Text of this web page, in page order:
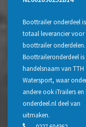
Boottrailer onderdeel
totaal leverancier voor
boottrailer onderdelen.
Boottraileronderdeel is
handelsnaam van TTH
Watersport, waar
andere ook iTrailers
onderdeel.nl deel van
uitmaken.